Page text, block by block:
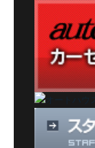
ー